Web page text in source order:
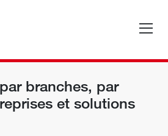
branches, par
et solutions